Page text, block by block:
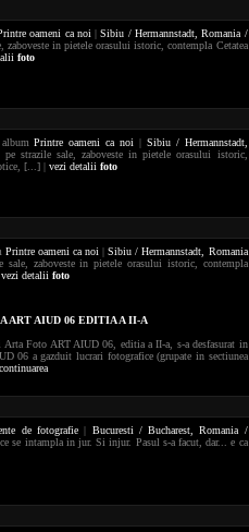
oameni ca noi |Sibiu / Hermannstadt,Romania /
zaboveste in pietele orasului istoric, contempla Cetatea
foto
Printre oameni ca noi | Sibiu / Hermannstadt,
strazile sale, zaboveste in pietele orasului istoric,
[...] | vezi detalii foto
Printre oameni ca noi |Sibiu / Hermannstadt, Romania
sale, zaboveste in pietele orasului istoric, contempla
vezi detalii foto
ART AIUD 06 EDITIA A II-A
Foto ART AIUD 06, editia a II-a, s-a desfasurat in
06 a gazduit lucrari fotografice (grupate in sectiunea
de fotografie| Bucuresti / Bucharest,Romania /
se intampla in jur. Si injur. Pasul s-a facut, dar... e ca